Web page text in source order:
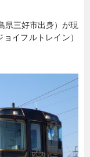
ニュース
エンタメ
三好市出身）が現
イフルトレイン）